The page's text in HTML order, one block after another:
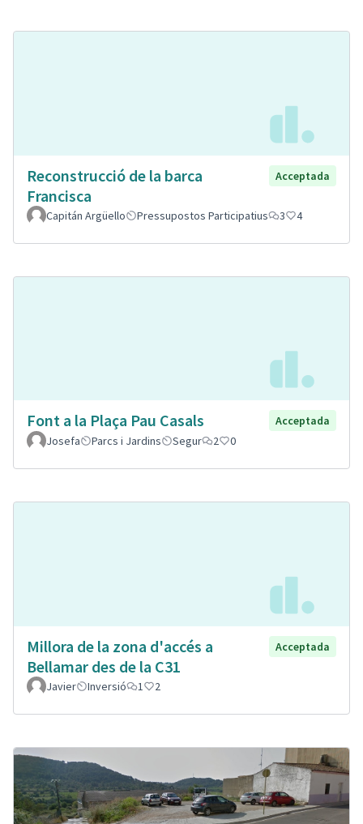
Reconstrucció de la barca
Francisca
Acceptada
Capitán Argüello Pressupostos Participatius 3 4
Font a la Plaça Pau Casals
Acceptada
Josefa
Parcs i Jardins Segur 2 0
Millora de la zona d'accés a
Bellamar des de la C31
Acceptada
Javier Inversió 1 2